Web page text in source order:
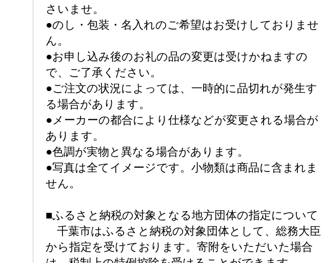
さいませ。
●のし・包装・名入れのご希望はお受けしておりませ
ん。
●お申し込み後のお礼の品の変更は受けかねますの
で、ご了承ください。
●ご注文の状況によっては、一時的に品切れが発生す
る場合があります。
●メーカーの都合により仕様などが変更される場合が
あります。
●色調が実物と異なる場合があります。
●写真は全てイメージです。小物類は商品に含まれま
せん。
■ふるさと納税の対象となる地方団体の指定について
千葉市はふるさと納税の対象団体として、総務大臣
から指定を受けております。寄附をいただいた場合